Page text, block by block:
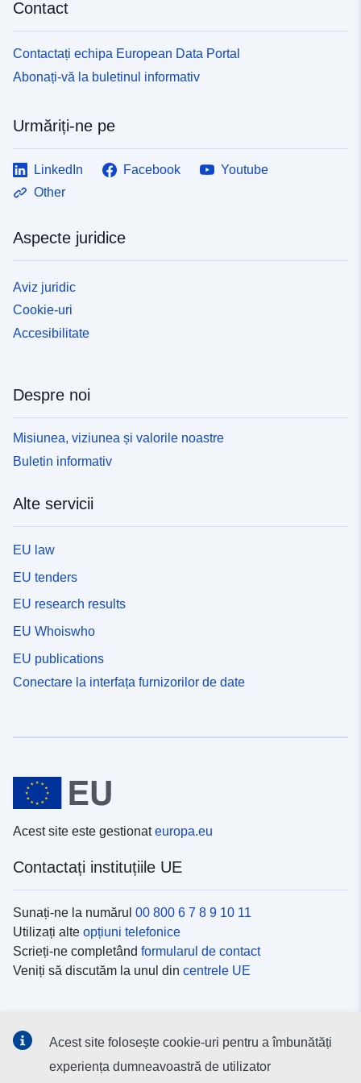
Contact
Contactați echipa European Data Portal
Abonați-vă la buletinul informativ
Urmăriți-ne pe
LinkedIn Facebook
Youtube
Other
Aspecte juridice
Aviz juridic
Cookie-uri
Accesibilitate
Despre noi
Misiunea, viziunea și valorile noastre
Buletin informativ
Alte servicii
EU law
EU tenders
EU research results
EU Whoiswho
EU publications
Conectare la interfața furnizorilor de date
Acest site este gestionateuropa.eu
Contactați instituțiile UE
Sunați-ne la numărul 00 800 6 7 8 9 10 11
Utilizați alte opțiuni telefonice
Scrieți-ne completând formularul de contact
Veniți să discutăm la unul din centrele UE
Descoperiți canalele UEpe rețelele sociale
Acest site folosește cookie-uri pentru a îmbunătăți
experiența dumneavoastră de utilizator